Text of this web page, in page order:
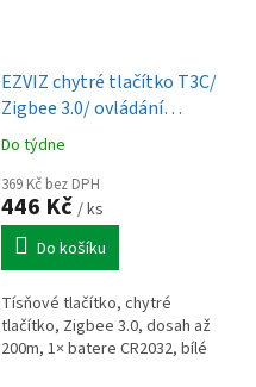
EZVIZ chytré tlačítko T3C/
Zigbee 3.0/ ovládání
kliknutím/ bílé
Do týdne
369 Kč bez DPH
446 Kč / ks
Do košíku
Tísňové tlačítko, chytré
tlačítko, Zigbee 3.0, dosah až
200m, 1× batere CR2032, bílé